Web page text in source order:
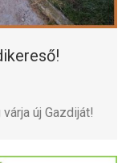
új Gazdiját!